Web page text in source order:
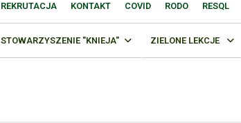
REKRUTACJA KONTAKT COVID RODO RESQL
STOWARZYSZENIE "KNIEJA" ZIELONE LEKCJE